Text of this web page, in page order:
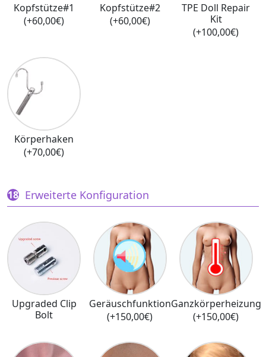
Kopfstütze#1
(+60,00€)
Kopfstütze#2
(+60,00€)
TPE Doll Repair
Kit
(+100,00€)
Körperhaken
(+70,00€)
Erweiterte Konfiguration
Upgraded Clip
Bolt
Geräuschfunktion
(+150,00€)
Ganzkörperheizung
(+150,00€)